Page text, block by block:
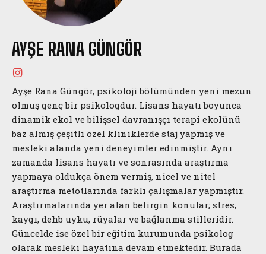
AYŞE RANA GÜNGÖR
Ayşe Rana Güngör, psikoloji bölümünden yeni mezun
olmuş genç bir psikologdur. Lisans hayatı boyunca
dinamik ekol ve bilişsel davranışçı terapi ekolünü
baz almış çeşitli özel kliniklerde staj yapmış ve
mesleki alanda yeni deneyimler edinmiştir. Aynı
zamanda lisans hayatı ve sonrasında araştırma
yapmaya oldukça önem vermiş, nicel ve nitel
araştırma metotlarında farklı çalışmalar yapmıştır.
Araştırmalarında yer alan belirgin konular; stres,
kaygı, dehb uyku, rüyalar ve bağlanma stilleridir.
Güncelde ise özel bir eğitim kurumunda psikolog
olarak mesleki hayatına devam etmektedir. Burada